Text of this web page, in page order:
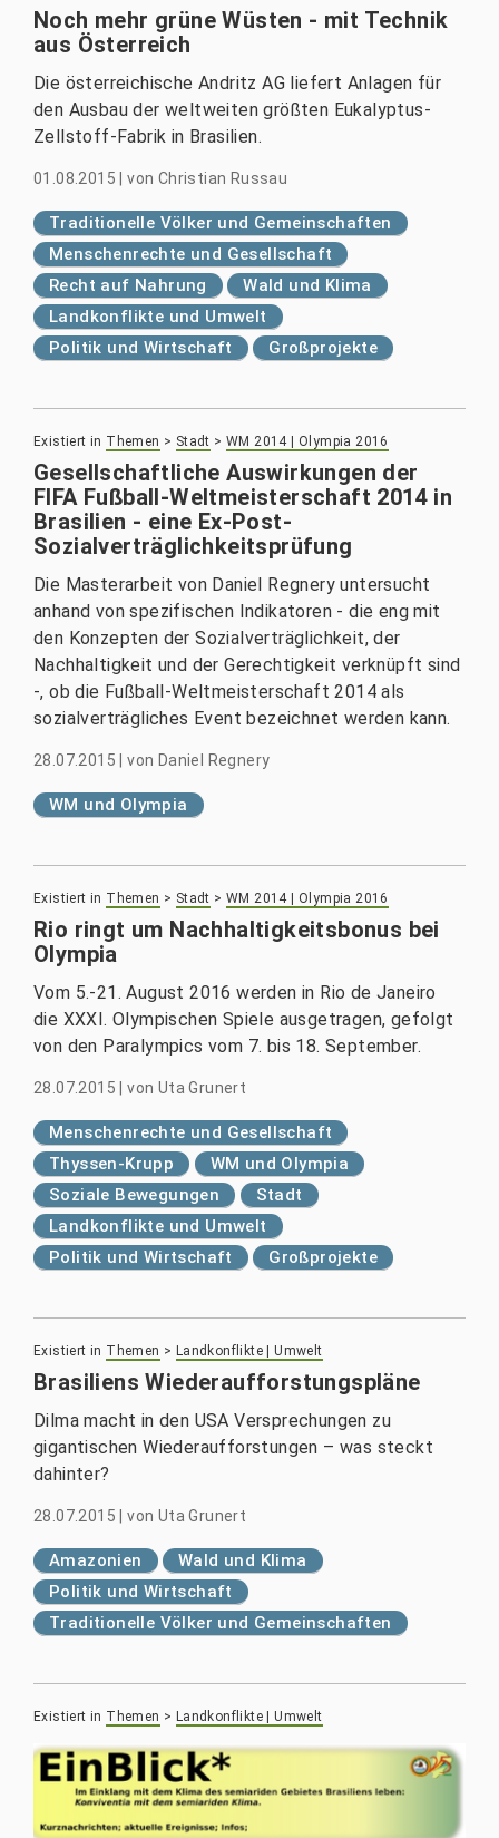
Noch mehr grüne Wüsten - mit Technik
aus Österreich
Die österreichische Andritz AG liefert Anlagen für
den Ausbau der weltweiten größten Eukalyptus-
Zellstoff-Fabrik in Brasilien.
01.08.2015 |von Christian Russau
Traditionelle Völker und Gemeinschaften
Menschenrechte und Gesellschaft
Recht auf Nahrung
Wald und Klima
Landkonflikte und Umwelt
Politik und Wirtschaft
Großprojekte
Existiert in Themen > Stadt >WM 2014 | Olympia 2016
Gesellschaftliche Auswirkungen der
FIFA Fußball-Weltmeisterschaft 2014 in
Brasilien - eine Ex-Post-
Sozialverträglichkeitsprüfung
Die Masterarbeit von Daniel Regnery untersucht
anhand von spezifischen Indikatoren - die eng mit
den Konzepten der Sozialverträglichkeit, der
Nachhaltigkeit und der Gerechtigkeit verknüpft sind
-, ob die Fußball-Weltmeisterschaft 2014 als
sozialverträgliches Event bezeichnet werden kann.
28.07.2015 |von Daniel Regnery
WM und Olympia
Existiert in Themen > Stadt >WM 2014 | Olympia 2016
Rio ringt um Nachhaltigkeitsbonus bei
Olympia
Vom 5.-21. August 2016 werden in Rio de Janeiro
die XXXI. Olympischen Spiele ausgetragen, gefolgt
von den Paralympics vom 7. bis 18. September.
28.07.2015 |von Uta Grunert
Menschenrechte und Gesellschaft
Thyssen-Krupp
WM und Olympia
Soziale Bewegungen
Stadt
Landkonflikte und Umwelt
Politik und Wirtschaft
Großprojekte
Existiert in Themen > Landkonflikte | Umwelt
Brasiliens Wiederaufforstungspläne
Dilma macht in den USA Versprechungen zu
gigantischen Wiederaufforstungen – was steckt
dahinter?
28.07.2015 |von Uta Grunert
Amazonien
Wald und Klima
Politik und Wirtschaft
Traditionelle Völker und Gemeinschaften
Existiert in Themen > Landkonflikte | Umwelt